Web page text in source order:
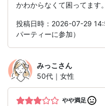
かわからなくて困ってます。
投稿日時：2026-07-29
パーティーに参加）
みっこ さん
50代｜女性
やや満足